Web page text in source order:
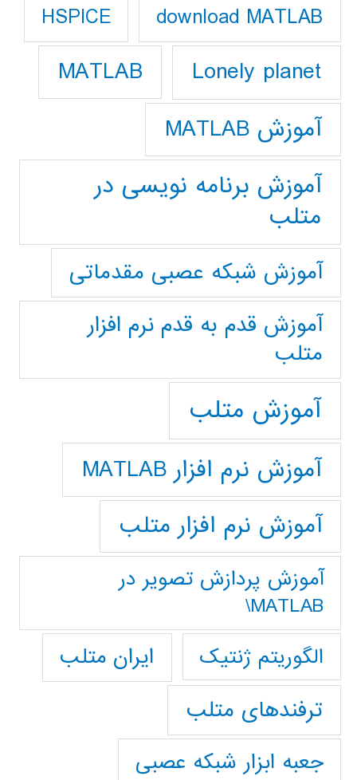
download MATLAB
HSPICE
Lonely planet
MATLAB
آموزش MATLAB
آموزش برنامه نویسی در
متلب
آموزش شبکه عصبی مقدماتی
آموزش قدم به قدم نرم افزار
متلب
آموزش متلب
آموزش نرم افزار MATLAB
آموزش نرم افزار متلب
آموزش پردازش تصوير در
MATLAB\
الگوریتم ژنتیک
ایران متلب
ترفندهای متلب
جعبه ابزار شبکه عصبی